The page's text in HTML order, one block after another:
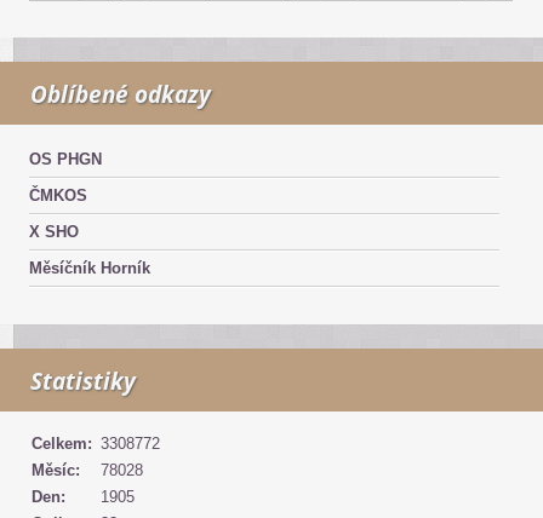
Oblíbené odkazy
OS PHGN
ČMKOS
X SHO
Měsíčník Horník
Statistiky
Celkem: 3308772
Měsíc:
78028
Den:
1905